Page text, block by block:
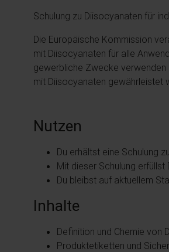
Schulung zu Diisocyanaten für
Die Europäische Kommission
mit Diisocyanaten für alle
gewerbliche Zwecke verwenden
mit Diisocyanaten gewährleistet
Nutzen
Du erhältst eine Schulung
Mit dieser Schulung erfüllst
Du bleibst auf aktuellem
Inhalte
Definition und Chemie von
Produktetiketten und